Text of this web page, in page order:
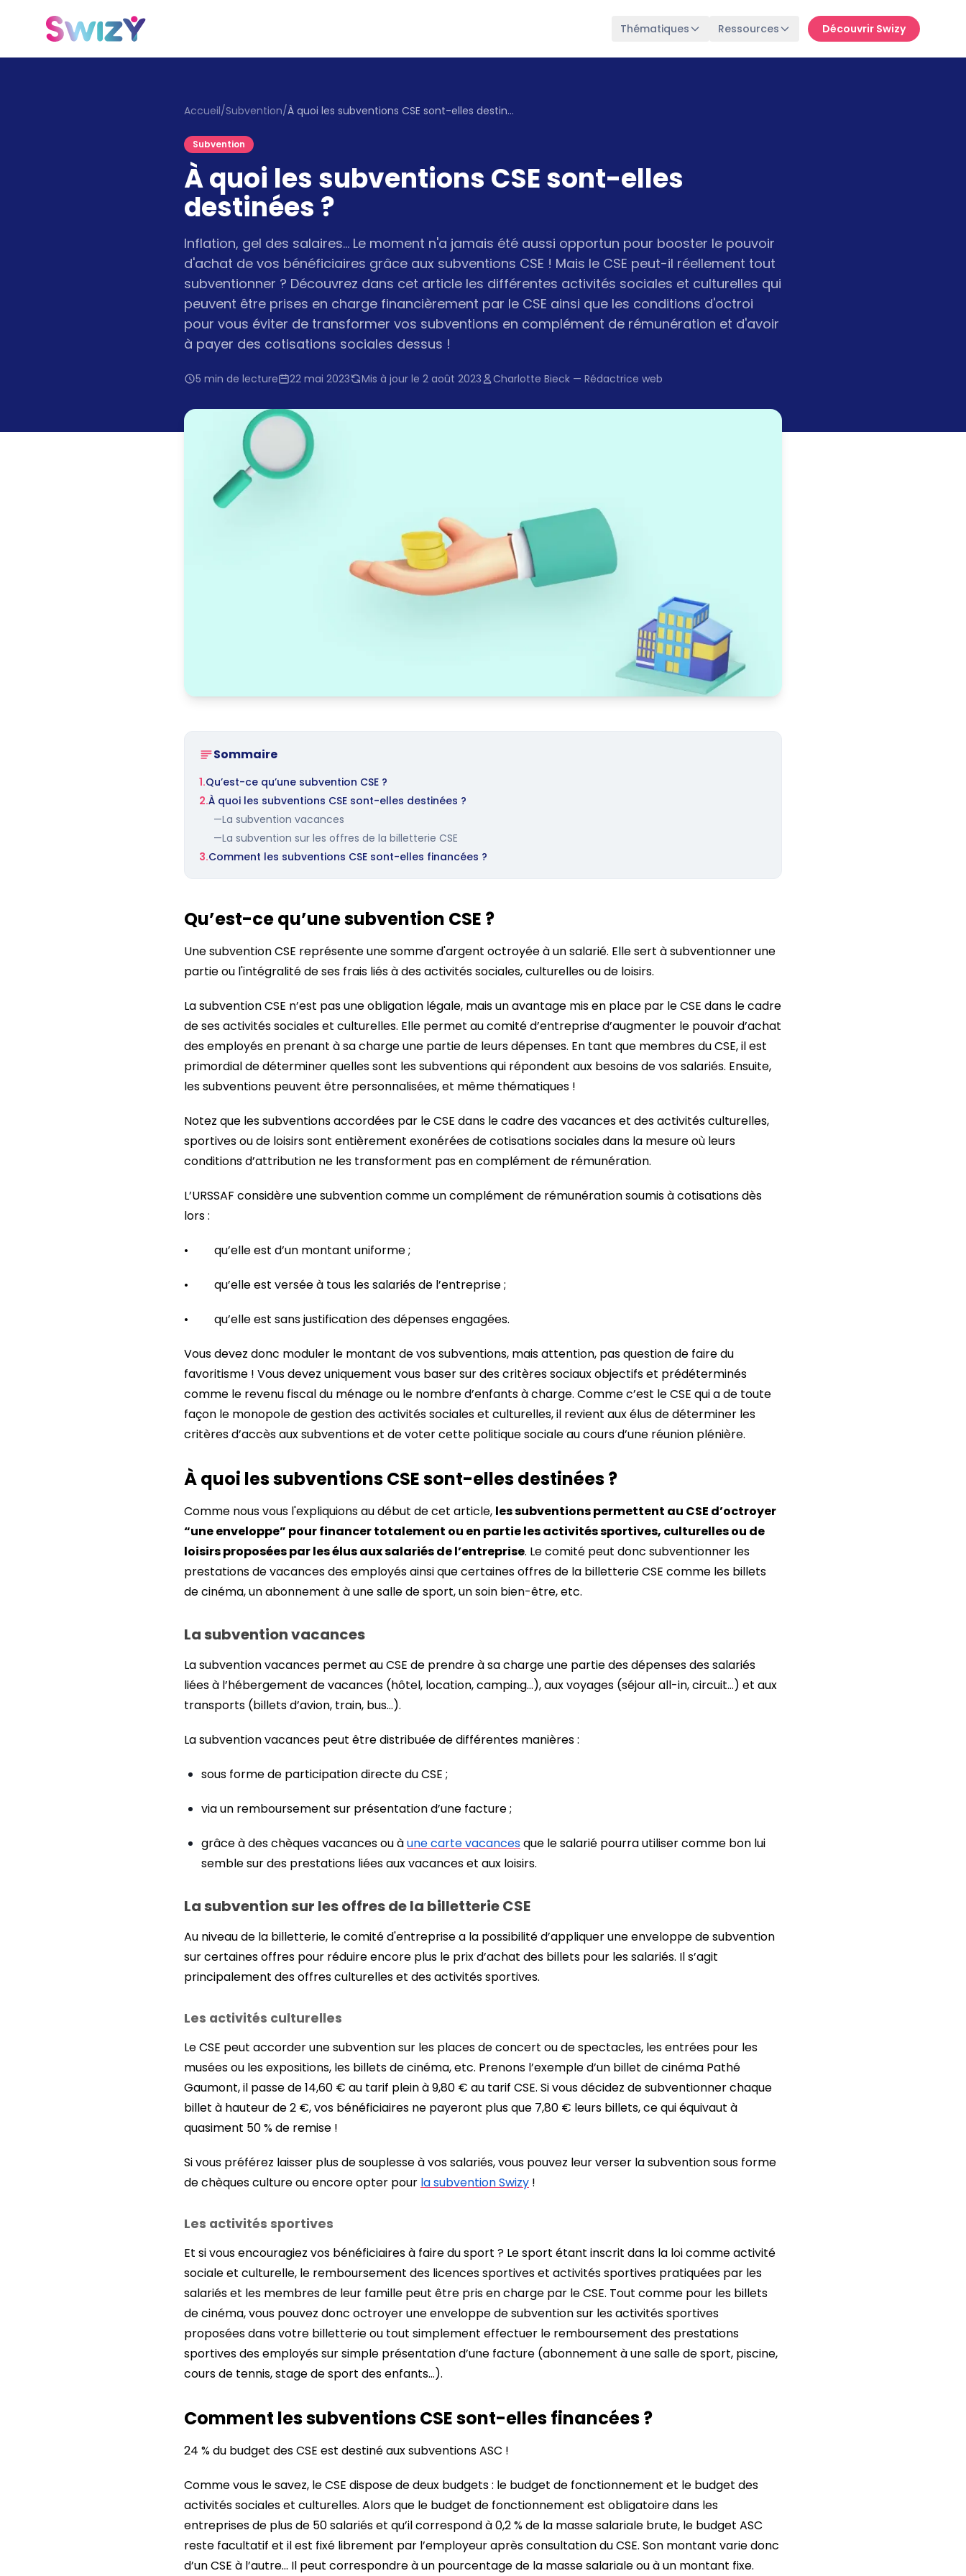
Thématiques Ressources Découvrir Swizy
Accueil/Subvention/ À quoi les subventions CSE sont-elles destinées ?
Subvention
À quoi les subventions CSE sont-elles
destinées ?
Inflation, gel des salaires… Le moment n'a jamais été aussi opportun pour booster le pouvoir
d'achat de vos bénéficiaires grâce aux subventions CSE ! Mais le CSE peut-il réellement tout
subventionner ? Découvrez dans cet article les différentes activités sociales et culturelles qui
peuvent être prises en charge financièrement par le CSE ainsi que les conditions d'octroi
pour vous éviter de transformer vos subventions en complément de rémunération et d'avoir
à payer des cotisations sociales dessus !
5 min de lecture 22 mai 2023 Mis à jour le 2 août 2023 Charlotte Bieck — Rédactrice web
Sommaire
1.Qu’est-ce qu’une subvention CSE ?
2.À quoi les subventions CSE sont-elles destinées ?
—La subvention vacances
—La subvention sur les offres de la billetterie CSE
3.Comment les subventions CSE sont-elles financées ?
Qu’est-ce qu’une subvention CSE ?
Une subvention CSE représente une somme d'argent octroyée à un salarié. Elle sert à subventionner une
partie ou l'intégralité de ses frais liés à des activités sociales, culturelles ou de loisirs.
La subvention CSE n’est pas une obligation légale, mais un avantage mis en place par le CSE dans le cadre
de ses activités sociales et culturelles. Elle permet au comité d’entreprise d’augmenter le pouvoir d’achat
des employés en prenant à sa charge une partie de leurs dépenses. En tant que membres du CSE, il est
primordial de déterminer quelles sont les subventions qui répondent aux besoins de vos salariés. Ensuite,
les subventions peuvent être personnalisées, et même thématiques !
Notez que les subventions accordées par le CSE dans le cadre des vacances et des activités culturelles,
sportives ou de loisirs sont entièrement exonérées de cotisations sociales dans la mesure où leurs
conditions d’attribution ne les transforment pas en complément de rémunération.
L’URSSAF considère une subvention comme un complément de rémunération soumis à cotisations dès
lors :
• qu’elle est d’un montant uniforme ;
• qu’elle est versée à tous les salariés de l’entreprise ;
• qu’elle est sans justification des dépenses engagées.
Vous devez donc moduler le montant de vos subventions, mais attention, pas question de faire du
favoritisme ! Vous devez uniquement vous baser sur des critères sociaux objectifs et prédéterminés
comme le revenu fiscal du ménage ou le nombre d’enfants à charge. Comme c’est le CSE qui a de toute
façon le monopole de gestion des activités sociales et culturelles, il revient aux élus de déterminer les
critères d’accès aux subventions et de voter cette politique sociale au cours d’une réunion plénière.
À quoi les subventions CSE sont-elles destinées ?
Comme nous vous l'expliquions au début de cet article, les subventions permettent au CSE d’octroyer
“une enveloppe” pour financer totalement ou en partie les activités sportives, culturelles ou de
loisirs proposées par les élus aux salariés de l’entreprise. Le comité peut donc subventionner les
prestations de vacances des employés ainsi que certaines offres de la billetterie CSE comme les billets
de cinéma, un abonnement à une salle de sport, un soin bien-être, etc.
La subvention vacances
La subvention vacances permet au CSE de prendre à sa charge une partie des dépenses des salariés
liées à l’hébergement de vacances (hôtel, location, camping…), aux voyages (séjour all-in, circuit…) et aux
transports (billets d’avion, train, bus…).
La subvention vacances peut être distribuée de différentes manières :
sous forme de participation directe du CSE ;
via un remboursement sur présentation d’une facture ;
grâce à des chèques vacances ou àune carte vacancesque le salarié pourra utiliser comme bon lui
semble sur des prestations liées aux vacances et aux loisirs.
La subvention sur les offres de la billetterie CSE
Au niveau de la billetterie, le comité d'entreprise a la possibilité d’appliquer une enveloppe de subvention
sur certaines offres pour réduire encore plus le prix d’achat des billets pour les salariés. Il s’agit
principalement des offres culturelles et des activités sportives.
Les activités culturelles
Le CSE peut accorder une subvention sur les places de concert ou de spectacles, les entrées pour les
musées ou les expositions, les billets de cinéma, etc. Prenons l’exemple d’un billet de cinéma Pathé
Gaumont, il passe de 14,60 € au tarif plein à 9,80 € au tarif CSE. Si vous décidez de subventionner chaque
billet à hauteur de 2 €, vos bénéficiaires ne payeront plus que 7,80 € leurs billets, ce qui équivaut à
quasiment 50 % de remise !
Si vous préférez laisser plus de souplesse à vos salariés, vous pouvez leur verser la subvention sous forme
de chèques culture ou encore opter pour la subvention Swizy !
Les activités sportives
Et si vous encouragiez vos bénéficiaires à faire du sport ? Le sport étant inscrit dans la loi comme activité
sociale et culturelle, le remboursement des licences sportives et activités sportives pratiquées par les
salariés et les membres de leur famille peut être pris en charge par le CSE. Tout comme pour les billets
de cinéma, vous pouvez donc octroyer une enveloppe de subvention sur les activités sportives
proposées dans votre billetterie ou tout simplement effectuer le remboursement des prestations
sportives des employés sur simple présentation d’une facture (abonnement à une salle de sport, piscine,
cours de tennis, stage de sport des enfants…).
Comment les subventions CSE sont-elles financées ?
24 % du budget des CSE est destiné aux subventions ASC !
Comme vous le savez, le CSE dispose de deux budgets : le budget de fonctionnement et le budget des
activités sociales et culturelles. Alors que le budget de fonctionnement est obligatoire dans les
entreprises de plus de 50 salariés et qu’il correspond à 0,2 % de la masse salariale brute, le budget ASC
reste facultatif et il est fixé librement par l’employeur après consultation du CSE. Son montant varie donc
d’un CSE à l’autre… Il peut correspondre à un pourcentage de la masse salariale ou à un montant fixe.